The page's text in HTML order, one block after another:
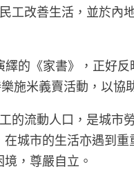
工改善生活，並於內
繹的《家書》，正好反
施米義賣活動，以協
流動人口，是城市
城市的生活亦遇到
，尊嚴自立。